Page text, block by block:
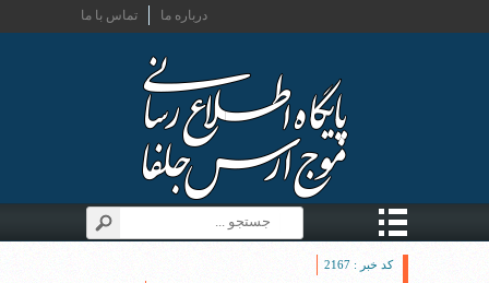
تماس با ما درباره ما
کد خبر : 2167